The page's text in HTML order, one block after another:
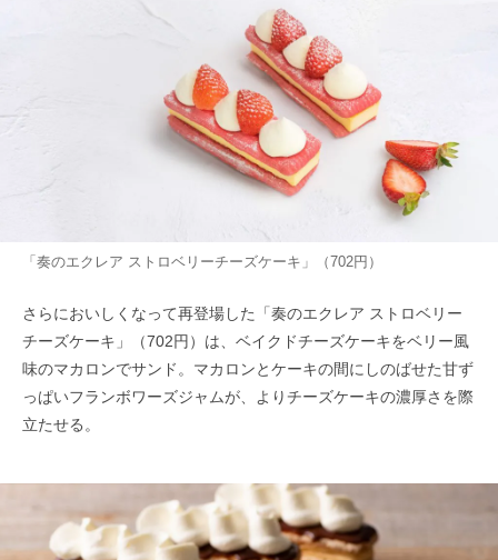
「奏のエクレア ストロベリーチーズケーキ」（702円）
さらにおいしくなって再登場した「奏のエクレア ストロベリー
チーズケーキ」（702円）は、ベイクドチーズケーキをベリー風
味のマカロンでサンド。マカロンとケーキの間にしのばせた甘ず
っぱいフランボワーズジャムが、よりチーズケーキの濃厚さを際
立たせる。